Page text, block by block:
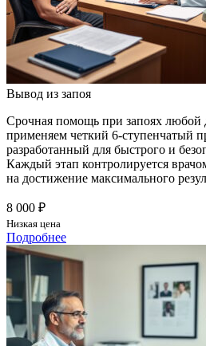
Вывод из запоя
Срочная помощь при запоях
применяем четкий 6-ступенчатый
разработанный для быстрого и
Каждый этап контролируется
на достижение максимального
8 000 ₽
Низкая цена
Подробнее